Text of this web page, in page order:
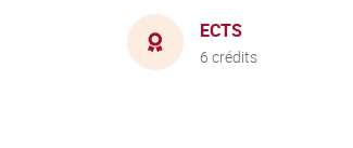
ECTS
6 crédits